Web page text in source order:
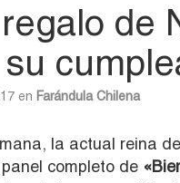
de
en Farándula Chilena
la actual reina
completo de